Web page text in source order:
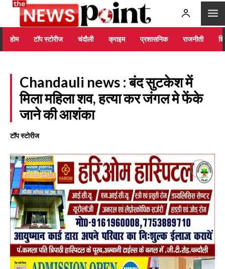
होम टॉप स्टोरीज चंदौली क्राइम प्रशासनिक राजनीती
Chandauli news : बंद सुटकेश में
मिला महिला शव, हत्या कर जंगल मे फेंके
जाने की आशंका
टॉप स्टोरीज